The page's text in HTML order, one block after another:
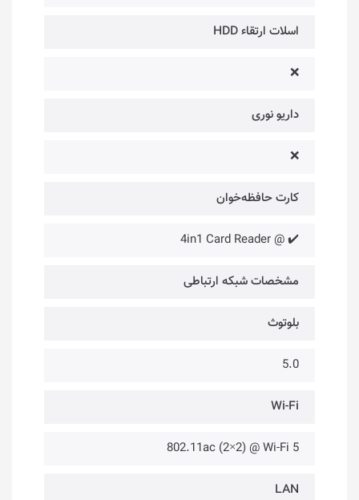
اسلات ارتقاء HDD
❌
داریو نوری
❌
کارت حافظه‌خوان
✔️ @ 4in1 Card Reader
مشخصات شبکه ارتباطی
بلوتوث
5.0
Wi-Fi
802.11ac (2×2) @ Wi-Fi 5
LAN